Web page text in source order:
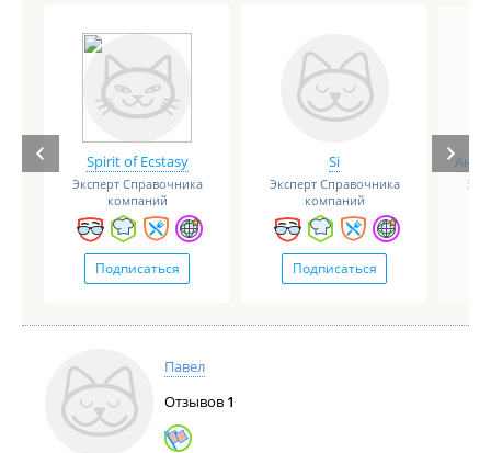
Spirit of Ecstasy
Эксперт Справочника
компаний
Подписаться
Si
Эксперт Справочника
компаний
Подписаться
Павел
Отзывов 1